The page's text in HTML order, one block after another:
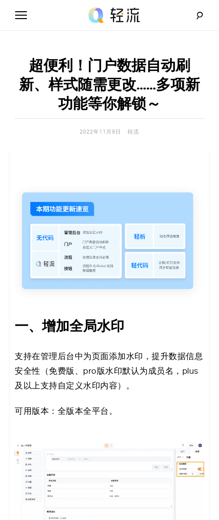
流
_
I
码
解
决
案
低
码
_
零
码
案
例
超便利！门户数据自动刷
新、样式随需更改……多项新
功能等你解锁～
2022年11月9日 轻流
一、增加全局水印
支持在管理后台中为页面添加水印，提升数据信息
安全性（免费版、pro版水印默认为成员名，plus
及以上支持自定义水印内容）。
可用版本：全版本全平台。